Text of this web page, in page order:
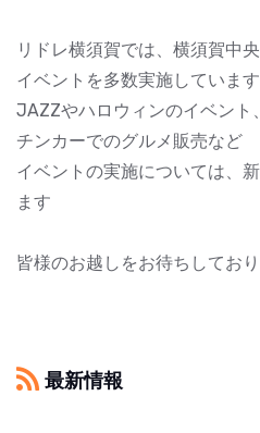
リドレ横須賀では、横須賀中
イベントを多数実施しています
JAZZやハロウィンのイベント
チンカーでのグルメ販売など
イベントの実施については、
ます
皆様のお越しをお待ちしており
最新情報